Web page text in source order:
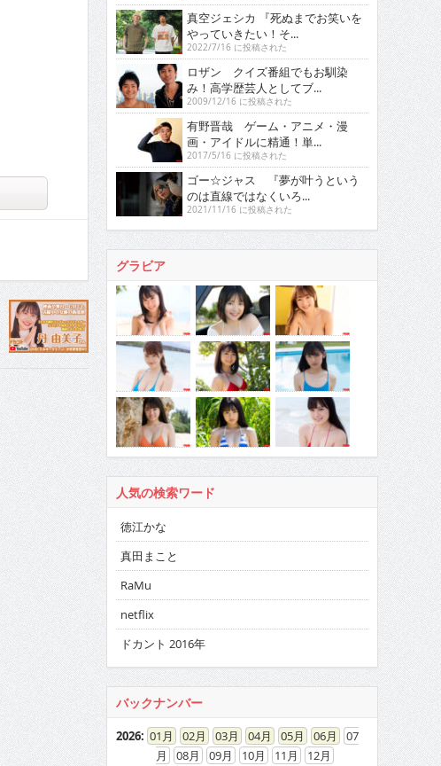
真空ジェシカ 『死ぬまでお笑いを
やっていきたい！そ...
2022/7/16 に投稿された
ロザン クイズ番組でもお馴染
み！高学歴芸人としてブ...
2009/12/16 に投稿された
有野晋哉 ゲーム・アニメ・漫
画・アイドルに精通！単...
2017/5/16 に投稿された
ゴー☆ジャス 『夢が叶うという
のは直線ではなくいろ...
2021/11/16 に投稿された
グラビア
人気の検索ワード
徳江かな
真田まこと
RaMu
netflix
ドカント 2016年
バックナンバー
2026: 01 02 03 04 05 06
07
08
09 10 11
12